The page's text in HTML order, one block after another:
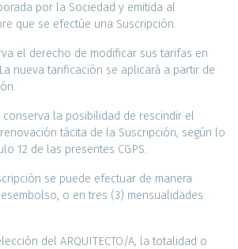
por la Sociedad y emitida al
que se efectúe una Suscripción.
el derecho de modificar sus tarifas en
nueva tarificación se aplicará a partir de
conserva la posibilidad de rescindir el
tácita de la Suscripción, según lo
12 de las presentes CGPS.
se puede efectuar de manera
o en tres (3) mensualidades
del ARQUITECTO/A, la totalidad o